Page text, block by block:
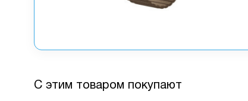
С этим товаром покупают